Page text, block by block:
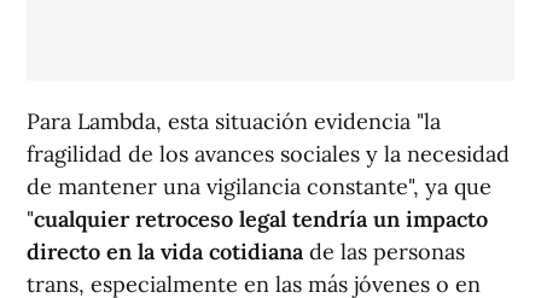
Para Lambda, esta situación evidencia "la
fragilidad de los avances sociales y la necesidad
de mantener una vigilancia constante", ya que
"cualquier retroceso legal tendría un impacto
directo en la vida cotidiana de las personas
trans, especialmente en las más jóvenes o en